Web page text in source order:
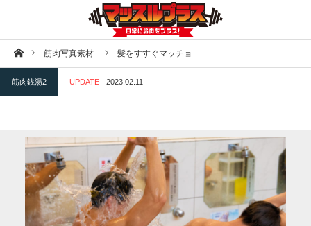
ホーム筋肉写真素材 髪をすすぐマッチョ
筋肉銭湯2 UPDATE 2023.02.11